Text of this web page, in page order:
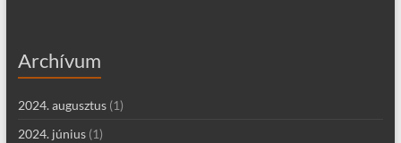
Archívum
2024. augusztus(1)
2024. június(1)